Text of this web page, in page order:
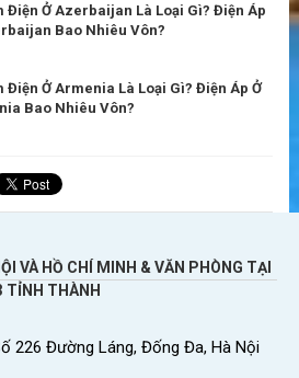
Điện Ở Azerbaijan Là Loại Gì? Điện Áp
Bao Nhiêu Vôn?
Điện Ở Armenia Là Loại Gì? Điện Áp Ở
Bao Nhiêu Vôn?
VÀ HỒ CHÍ MINH & VĂN PHÒNG TẠI
TỈNH THÀNH
226 Đường Láng, Đống Đa, Hà Nội